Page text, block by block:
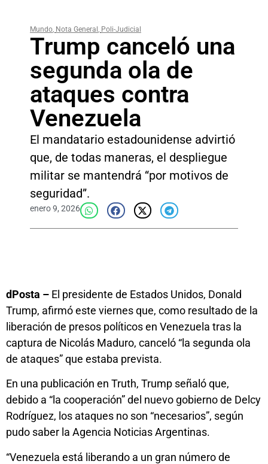
Mundo, Nota General , Poli-Judicial
Trump canceló una
segunda ola de
ataques contra
Venezuela
El mandatario estadounidense advirtió
que, de todas maneras, el despliegue
militar se mantendrá “por motivos de
seguridad”.
enero 9, 2026
dPosta – El presidente de Estados Unidos, Donald
Trump, afirmó este viernes que, como resultado de la
liberación de presos políticos en Venezuela tras la
captura de Nicolás Maduro, canceló “la segunda ola
de ataques” que estaba prevista.
En una publicación en Truth, Trump señaló que,
debido a “la cooperación” del nuevo gobierno de Delcy
Rodríguez, los ataques no son “necesarios”, según
pudo saber la Agencia Noticias Argentinas.
“Venezuela está liberando a un gran número de